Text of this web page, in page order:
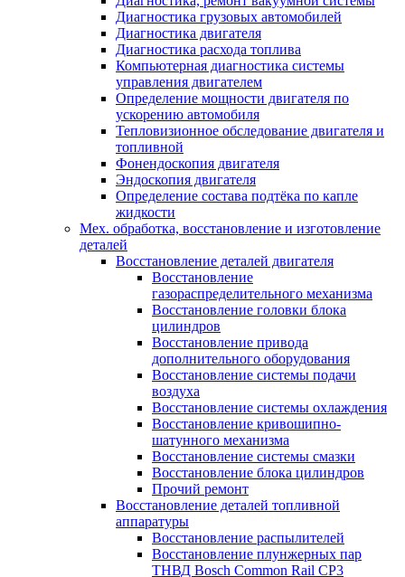
Диагностика грузовых автомобилей
Диагностика двигателя
Диагностика расхода топлива
Компьютерная диагностика системы
управления двигателем
Определение мощности двигателя по
ускорению автомобиля
Тепловизионное обследование двигателя и
топливной
Фонендоскопия двигателя
Эндоскопия двигателя
Определение состава подтёка по капле
жидкости
Мех. обработка, восстановление и изготовление
деталей
Восстановление деталей двигателя
Восстановление
газораспределительного механизма
Восстановление головки блока
цилиндров
Восстановление привода
дополнительного оборудования
Восстановление системы подачи
воздуха
Восстановление системы охлаждения
Восстановление кривошипно-
шатунного механизма
Восстановление системы смазки
Восстановление блока цилиндров
Прочий ремонт
Восстановление деталей топливной
аппаратуры
Восстановление распылителей
Восстановление плунжерных пар
ТНВД Bosch Common Rail CP3